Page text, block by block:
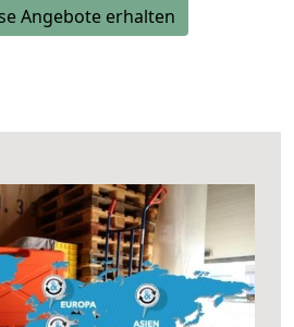
Angebote erhalten